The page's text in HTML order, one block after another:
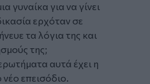
γυναίκα για να γίνει
ερχόταν σε
τα λόγια της και
της;
αυτά έχει η
νέο επεισόδιο.